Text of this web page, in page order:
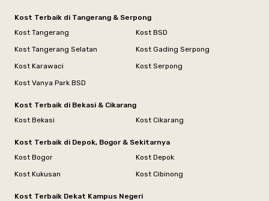
Kost Terbaik di Tangerang & Serpong
Kost Tangerang
Kost BSD
Kost Tangerang Selatan
Kost Gading Serpong
Kost Karawaci
Kost Serpong
Kost Vanya Park BSD
Kost Terbaik di Bekasi & Cikarang
Kost Bekasi
Kost Cikarang
Kost Terbaik di Depok, Bogor & Sekitarnya
Kost Bogor
Kost Depok
Kost Kukusan
Kost Cibinong
Kost Terbaik Dekat Kampus Negeri